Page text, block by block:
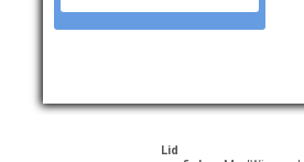
Lid